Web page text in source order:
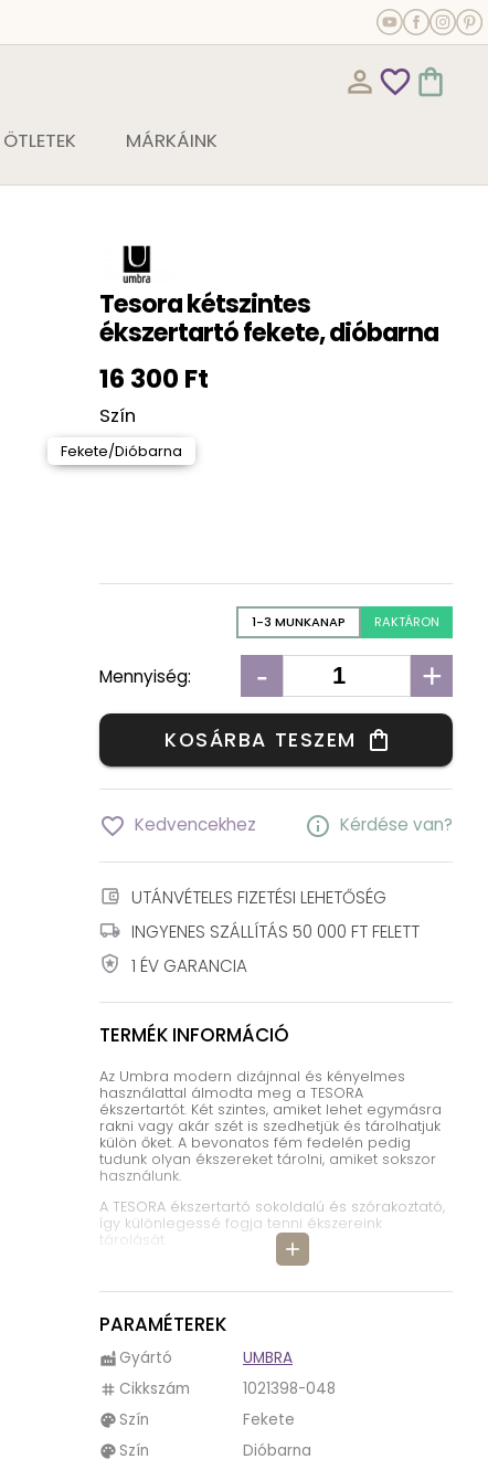
person_outline favorite_outline shopping_bag
MÁRKÁINK
Tesora kétszintes
ékszertartó fekete, dióbarna
16 300 Ft
Szín
Fekete/Dióbarna
1-3 MUNKANAP RAKTÁRON
Mennyiség: - +
KOSÁRBA TESZEM shopping_bag
favorite_border Kedvencekhez info Kérdése van?
account_balance_wallet UTÁNVÉTELES FIZETÉSI LEHETŐSÉG
local_shipping INGYENES SZÁLLÍTÁS 50 000 FT FELETT
local_police 1 ÉV GARANCIA
TERMÉK INFORMÁCIÓ
add
Az Umbra modern dizájnnal és kényelmes
használattal álmodta meg a TESORA
ékszertartót. Két szintes, amiket lehet egymásra
rakni vagy akár szét is szedhetjük és tárolhatjuk
külön őket. A bevonatos fém fedelén pedig
tudunk olyan ékszereket tárolni, amiket sokszor
használunk.
A TESORA ékszertartó sokoldalú és szórakoztató,
így különlegessé fogja tenni ékszereink
tárolását.
A TESORA ékszertartó lehet helytakarékos vagy
ketté is szedhetjük. Egyedi, letisztult külsőjével
asztalra is. Mérete is engedi nekünk majd.
Az Umbra magas minőségű anyagokból készíti
termékeit, így nyugodtan választhatjuk őket.
Garantált az eredeti dizájn és elégedettség.
Kreativitás van bele csempészve minden
termékükbe.
Több színben is kapható a TESORA ékszertartó.
PARAMÉTEREK
factory Gyártó UMBRA
tag Cikkszám 1021398-048
palette Szín Fekete
palette Szín Dióbarna